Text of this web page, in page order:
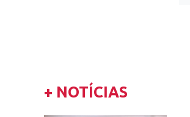
+ NOTÍCIAS